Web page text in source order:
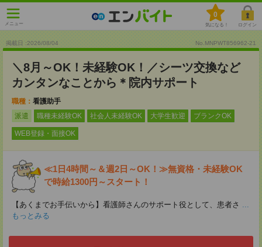
メニュー
0
気になる！ ログイン
掲載日 :2026/08/04 No.MNPWT856962-21
＼8月～OK！未経験OK！／シーツ交換など
カンタンなことから＊院内サポート
職種： 看護助手
派遣
職種未経験OK 社会人未経験OK 大学生歓迎 ブランクOK
WEB登録・面接OK
≪1日4時間～＆週2日～OK！≫無資格・未経験OK
で時給1300円～スタート！
【あくまでお手伝いから】看護師さんのサポート役として、患者さ ...
もっとみる